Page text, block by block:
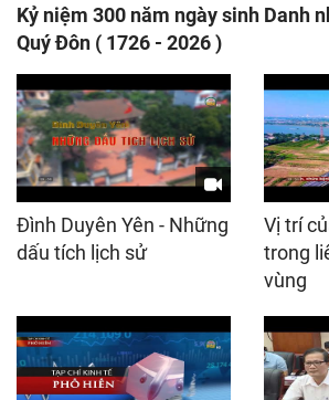
Kỷ niệm 300 năm ngày sinh Danh
Quý Đôn ( 1726 - 2026 )
Đình Duyên Yên - Những
dấu tích lịch sử
Vị trí
trong
vùng